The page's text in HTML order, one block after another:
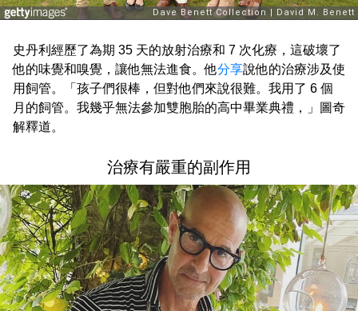
史丹利經歷了為期 35 天的放射治療和 7 次化療，這破壞了
他的味覺和嗅覺，讓他無法進食。他分享說他的治療涉及使
用飼管。「孩子們很棒，但對他們來說很難。我用了 6 個
月的飼管。我幾乎無法參加雙胞胎的高中畢業典禮，」圖奇
解釋道。
治療有嚴重的副作用